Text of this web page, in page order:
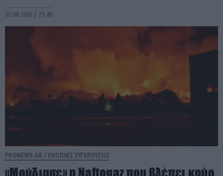
07.08.2026 | 21:46
PRONEWS.GR / ΕΝΟΠΛΕΣ ΣΥΓΚΡΟΥΣΕΙΣ
«Μούδιασε» η Naftogaz που βλέπει κρύο